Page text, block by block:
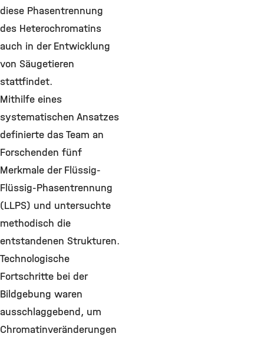
diese Phasentrennung
des Heterochromatins
auch in der Entwicklung
von Säugetieren
stattfindet.
Mithilfe eines
systematischen Ansatzes
definierte das Team an
Forschenden fünf
Merkmale der Flüssig-
Flüssig-Phasentrennung
(LLPS) und untersuchte
methodisch die
entstandenen Strukturen.
Technologische
Fortschritte bei der
Bildgebung waren
ausschlaggebend, um
Chromatinveränderungen